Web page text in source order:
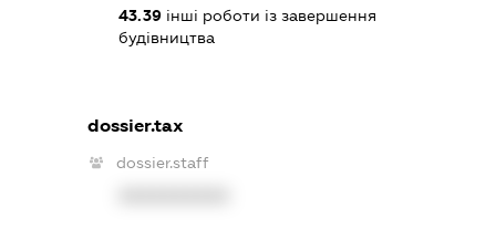
43.39 інші роботи із завершення
будівництва
dossier.tax
dossier.staff